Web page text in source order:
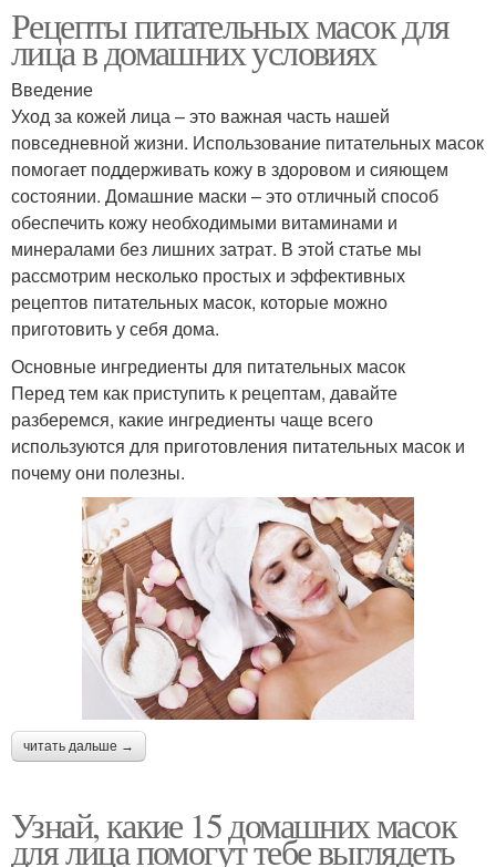
Рецепты питательных масок для
лица в домашних условиях
Введение
Уход за кожей лица – это важная часть нашей
повседневной жизни. Использование питательных масок
помогает поддерживать кожу в здоровом и сияющем
состоянии. Домашние маски – это отличный способ
обеспечить кожу необходимыми витаминами и
минералами без лишних затрат. В этой статье мы
рассмотрим несколько простых и эффективных
рецептов питательных масок, которые можно
приготовить у себя дома.
Основные ингредиенты для питательных масок
Перед тем как приступить к рецептам, давайте
разберемся, какие ингредиенты чаще всего
используются для приготовления питательных масок и
почему они полезны.
читать дальше →
Узнай, какие 15 домашних масок
для лица помогут тебе выглядеть